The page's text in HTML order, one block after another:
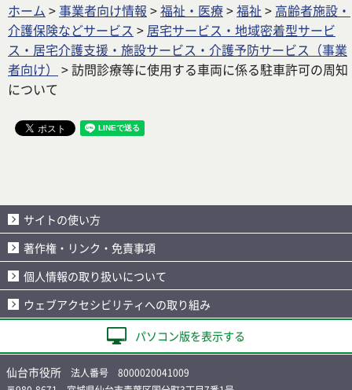
ホーム >事業者向け情報 >福祉・医療>福祉 > 高齢者施設・
介護保険などサービス > 居宅サービス・地域密着型サービ
ス・居宅介護支援・施設サービス・介護予防サービス（事業
者向け）
> 訪問診療等に使用する車両に係る駐車許可の周知
について
サイトの使い方
著作権・リンク・免責事項
個人情報の取り扱いについて
ウェブアクセシビリティへの取り組み
パソコン版を表示する
仙台市役所 法人番号 8000020041009